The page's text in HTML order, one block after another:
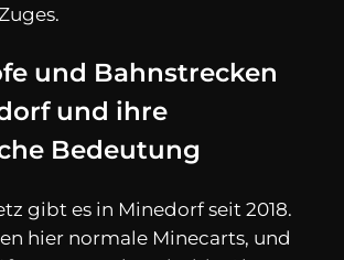
und Bahnstrecken
und ihre
Bedeutung
gibt es in Minedorf seit 2018.
hier normale Minecarts, und